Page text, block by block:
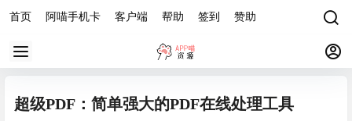
首页 阿喵手机卡 客户端 帮助 签到 赞助
超级PDF：简单强大的PDF在线处理工具